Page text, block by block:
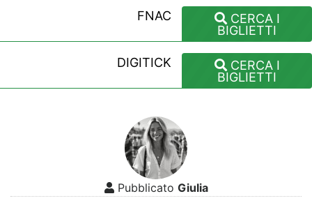
FNAC
CERCA I
BIGLIETTI
DIGITICK
CERCA I
BIGLIETTI
Pubblicato Giulia